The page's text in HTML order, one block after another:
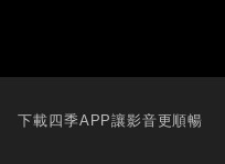
下載四季APP讓影音更順暢